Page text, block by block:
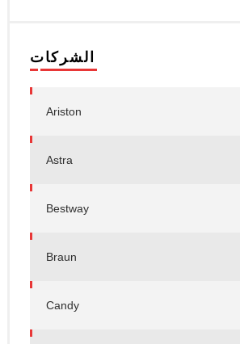
الشركات
Ariston
Astra
Bestway
Braun
Candy